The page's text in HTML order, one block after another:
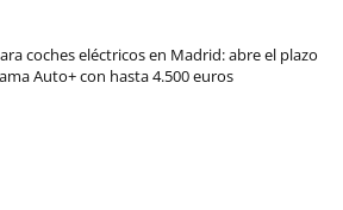
coches eléctricos en Madrid: abre el plazo
Auto+ con hasta 4.500 euros